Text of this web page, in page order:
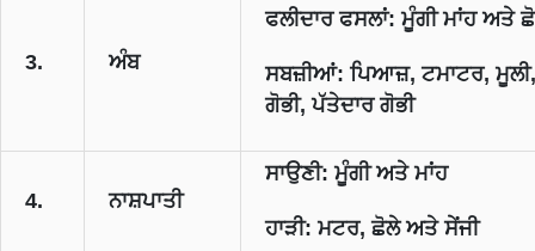
3. ਅੰਬ
ਫਲੀਦਾਰ ਫਸਲਾਂ: ਮੂੰਗੀ ਮਾਂਹ ਅਤੇ
ਸਬਜ਼ੀਆਂ: ਪਿਆਜ਼, ਟਮਾਟਰ,
ਗੋਭੀ, ਪੱਤੇਦਾਰ ਗੋਭੀ
4. ਨਾਸ਼ਪਾਤੀ
ਸਾਉਣੀ: ਮੂੰਗੀ ਅਤੇ ਮਾਂਹ
ਹਾੜੀ: ਮਟਰ, ਛੋਲੇ ਅਤੇ ਸੇਂਜੀ